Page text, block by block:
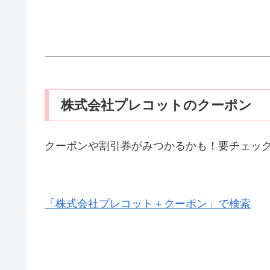
株式会社プレコットのクーポン
クーポンや割引券がみつかるかも！要チェッ
「株式会社プレコット＋クーポン」で検索